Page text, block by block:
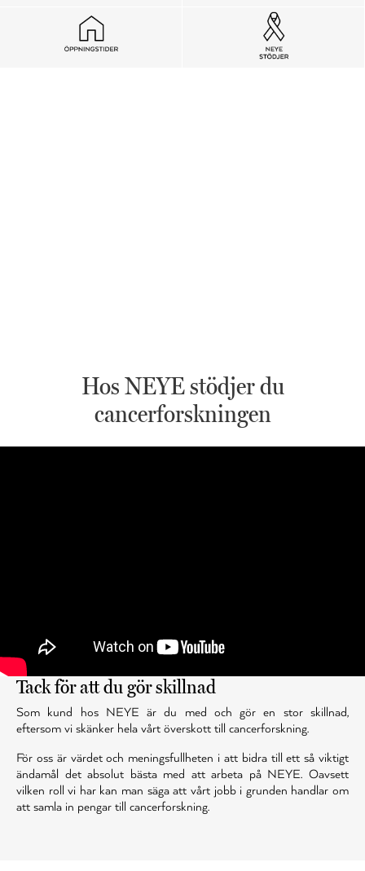
Hos NEYE stödjer du
cancerforskningen
Tack för att du gör skillnad
Som kund hos NEYE är du med och gör en stor skillnad,
eftersom vi skänker hela vårt överskott till cancerforskning.
För oss är värdet och meningsfullheten i att bidra till ett så viktigt
ändamål det absolut bästa med att arbeta på NEYE. Oavsett
vilken roll vi har kan man säga att vårt jobb i grunden handlar om
att samla in pengar till cancerforskning.